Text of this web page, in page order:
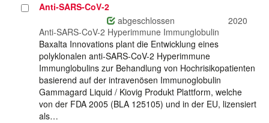
ProjektAnti-SARS-CoV-2
abgeschlossen
2020
Anti-SARS-CoV-2 Hyperimmune Immunglobulin
Baxalta Innovations plant die Entwicklung eines
polyklonalen anti-SARS-CoV-2 Hyperimmune
Immunglobulins zur Behandlung von Hochrisikopatienten
basierend auf der intravenösen Immunoglobulin
Gammagard Liquid / Kiovig Produkt Plattform, welche
von der FDA 2005 (BLA 125105) und in der EU, lizensiert
als…